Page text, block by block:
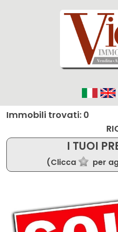
Immobili trovati: 0
I TUOI
(Clicca per